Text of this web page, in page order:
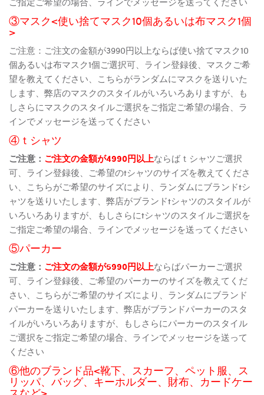
③マスク<使い捨てマスク10個あるいは布マスク1個
>
ご注意：ご注文の金額が3990円以上ならば使い捨てマスク10
個あるいは布マスク1個ご選択可、ライン登録後、マスクご希
望を教えてください、こちらがランダムにマスクを送りいた
します、弊店のマスクのスタイルがいろいろありますが、も
しさらにマスクのスタイルご選択をご指定ご希望の場合、ラ
インでメッセージを送ってください
④ｔシャツ
ご注意： ご注文の金額が4990円以上ならばｔシャツご選択
可、ライン登録後、ご希望のtシャツのサイズを教えてくださ
い、こちらがご希望のサイズにより、ランダムにブランドtシ
ャツを送りいたします、弊店がブランドtシャツのスタイルが
いろいろありますが、もしさらにtシャツのスタイルご選択を
ご指定ご希望の場合、ラインでメッセージを送ってください
⑤パーカー
ご注意： ご注文の金額が5990円以上ならばパーカーご選択
可、ライン登録後、ご希望のパーカーのサイズを教えてくだ
さい、こちらがご希望のサイズにより、ランダムにブランド
パーカーを送りいたします、弊店がブランドパーカーのスタ
イルがいろいろありますが、もしさらにパーカーのスタイル
ご選択をご指定ご希望の場合、ラインでメッセージを送って
ください
⑥他のブランド品<靴下、スカーフ、ペット服、ス
リッパ、バッグ、キーホルダー、財布、カードケー